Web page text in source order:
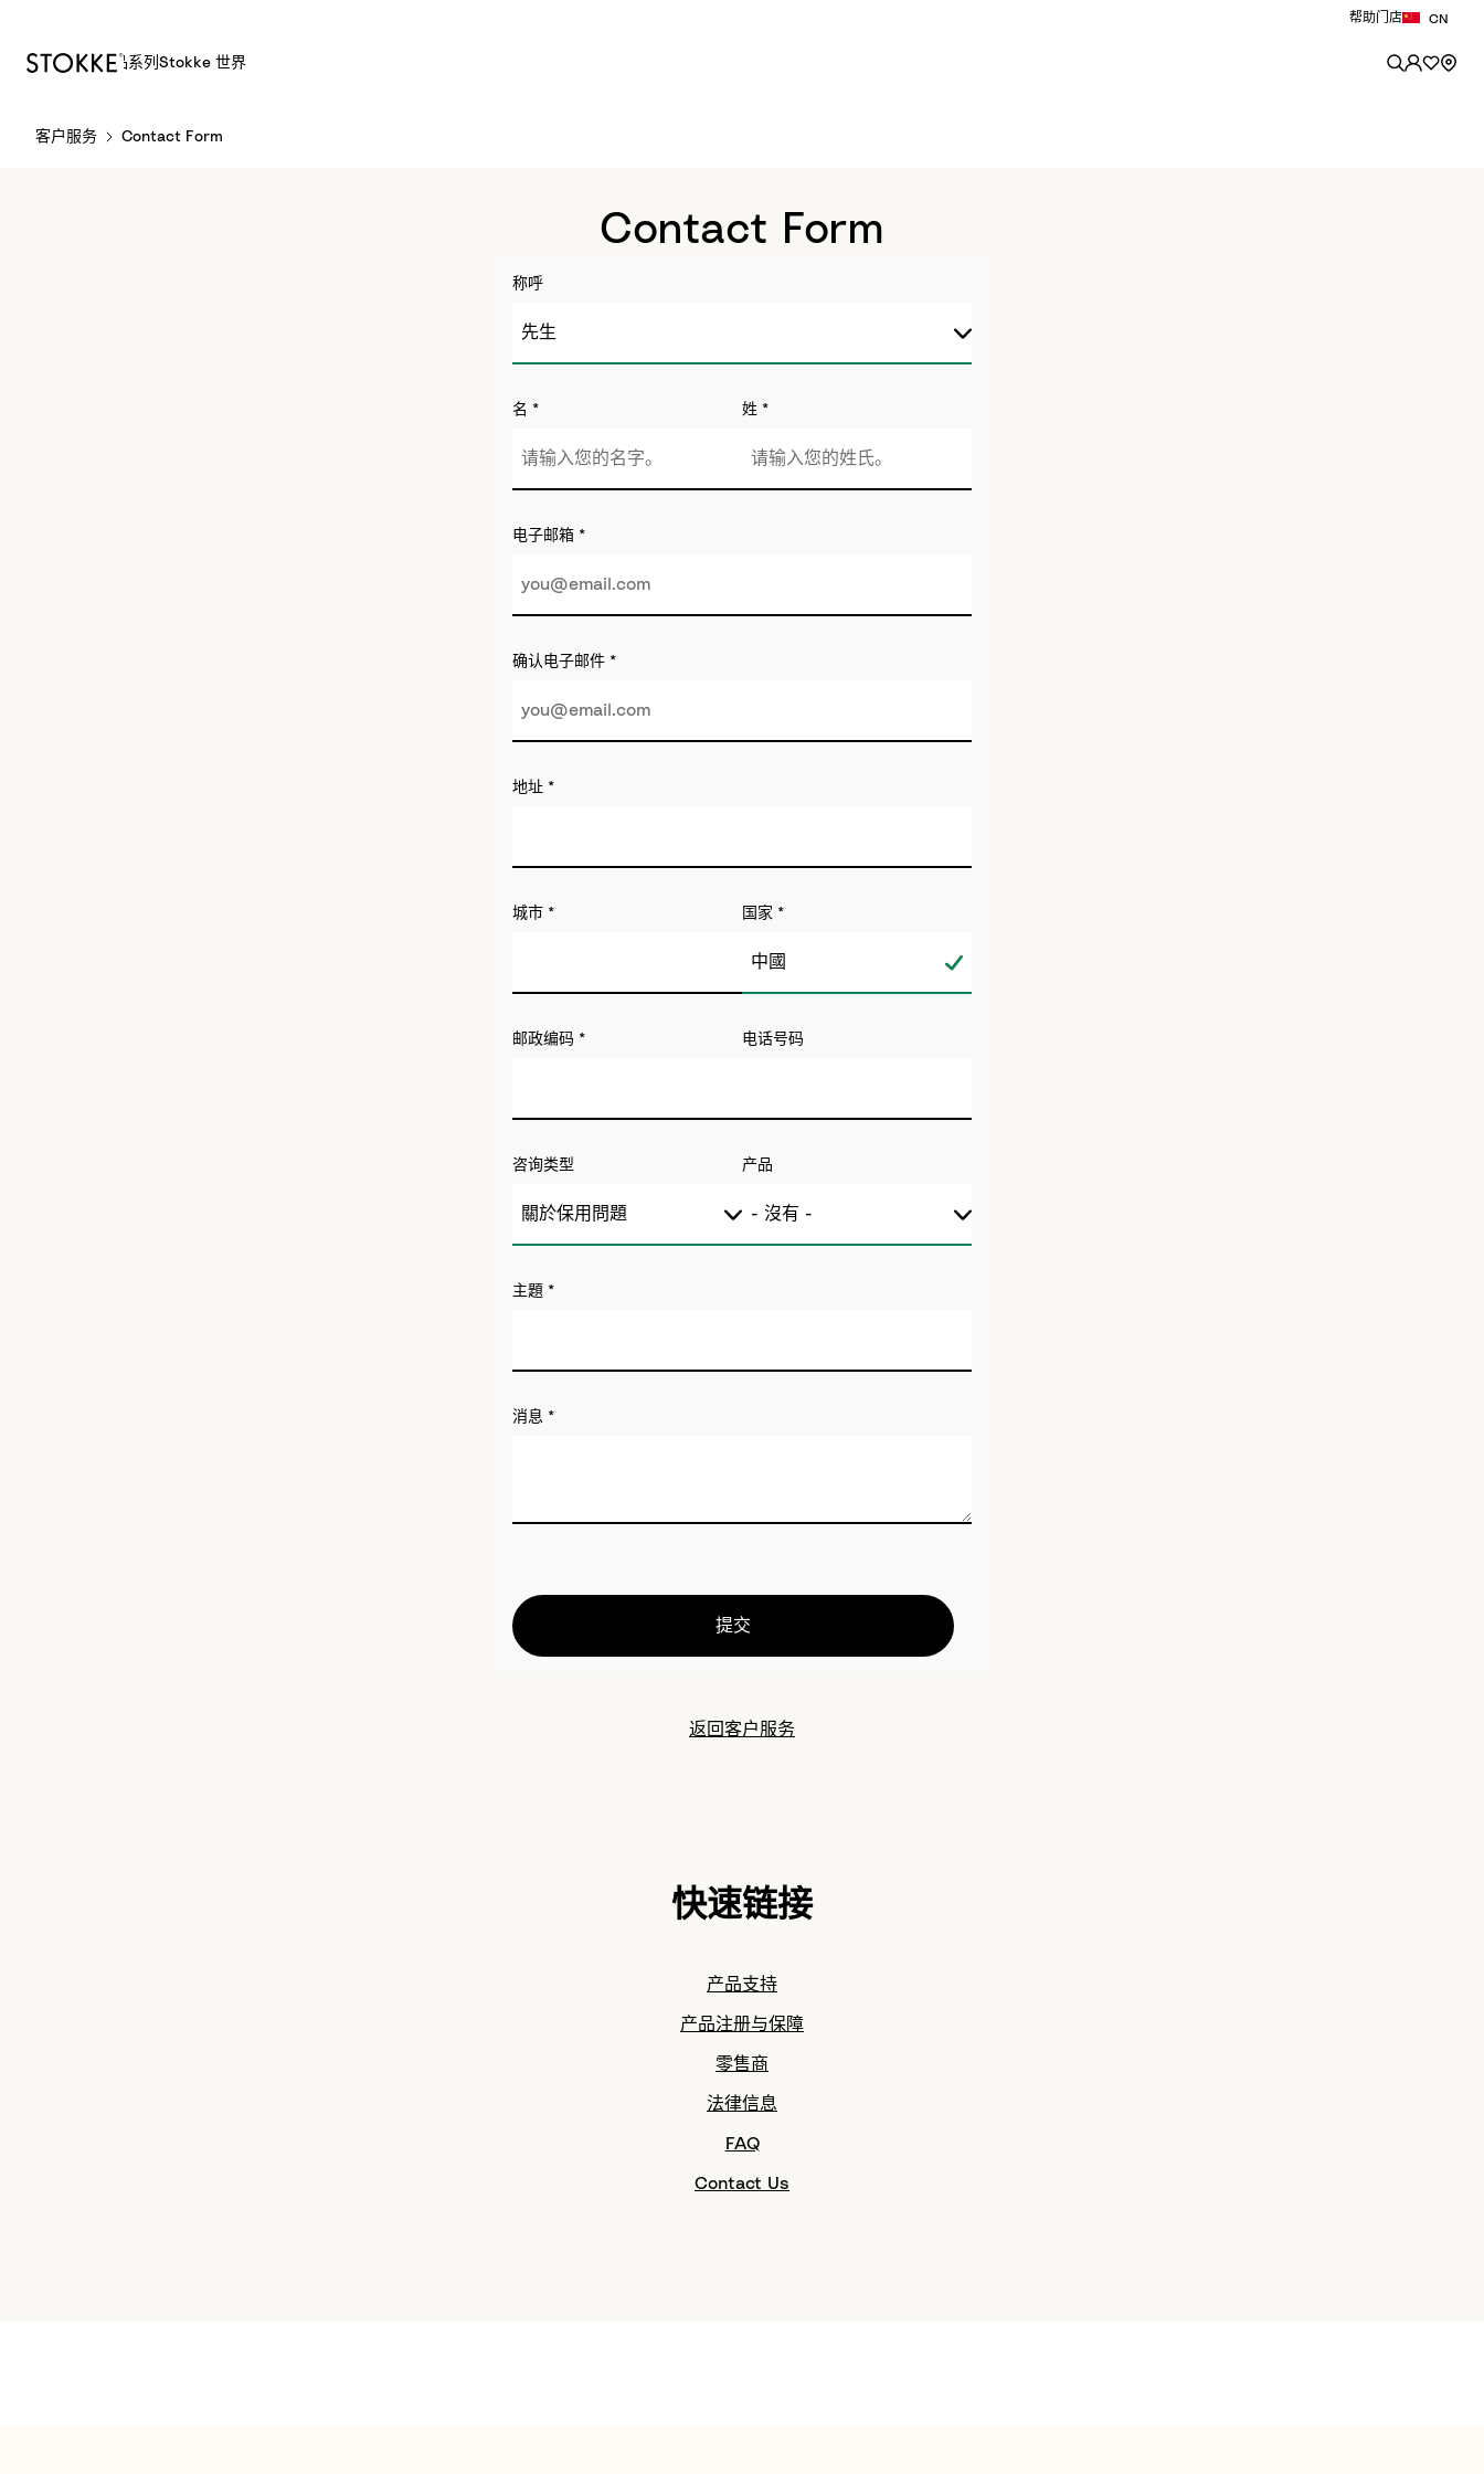
帮助门店 CN
产品系列Stokke 世界
客户服务 Contact Form
Contact Form
称呼
名 * 姓 *
电子邮箱 *
确认电子邮件 *
地址 *
城市 * 国家 *
邮政编码 * 电话号码
咨询类型 产品
主題 *
消息 *
提交
返回客户服务
快速链接
产品支持
产品注册与保障
零售商
法律信息
FAQ
Contact Us